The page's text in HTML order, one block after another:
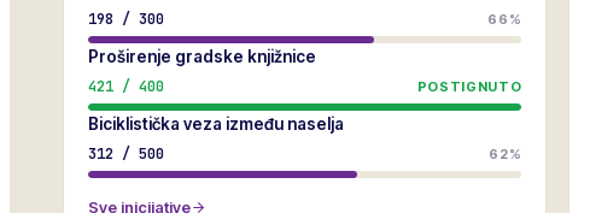
198 / 300 66%
Proširenje gradske knjižnice
421 / 400 POSTIGNUTO
Biciklistička veza između naselja
312 / 500 62%
Sve inicijative